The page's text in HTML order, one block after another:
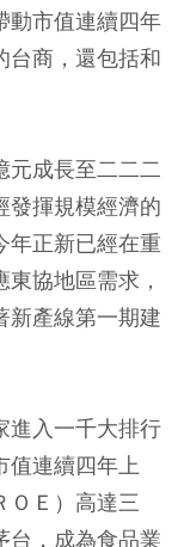
動市值連續四年
台商，還包括和
元成長至二二二
發揮規模經濟的
年正新已經在重
協地區需求，
新產線第一期建
進入一千大排行
值連續四年上
ＯＥ）高達三
台，成為食品業